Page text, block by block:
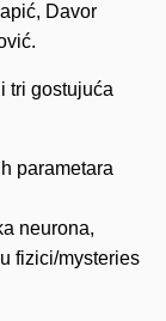
Davor
tri gostujuća
parametara
neurona,
fizici/mysteries